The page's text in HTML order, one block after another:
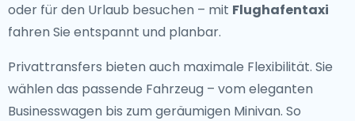
oder für den Urlaub besuchen – mit Flughafentaxi
fahren Sie entspannt und planbar.
Privattransfers bieten auch maximale Flexibilität. Sie
wählen das passende Fahrzeug – vom eleganten
Businesswagen bis zum geräumigen Minivan. So